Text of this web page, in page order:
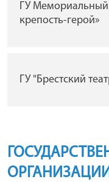
ГУ Мемориальный
крепость-герой»
ГУ "Брестский